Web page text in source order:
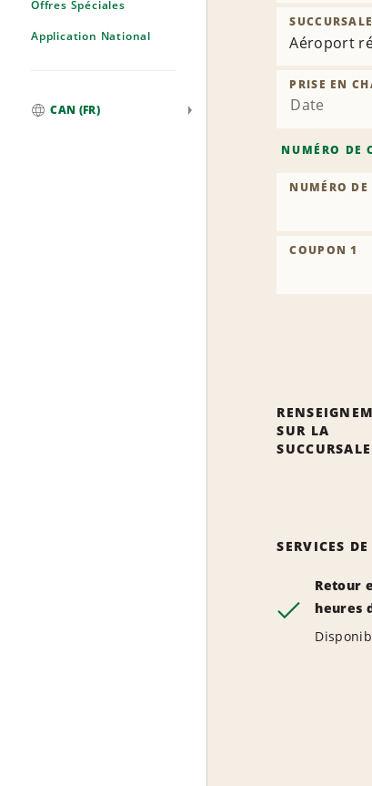
Offres Spéciales
Application National
CAN (FR)
Aéroport
Date
PRISE EN
NUMÉRO DE
NUMÉRO DE
COUPON 1
SUR LA
SUCCURSALE
SERVICES
Retour
heures